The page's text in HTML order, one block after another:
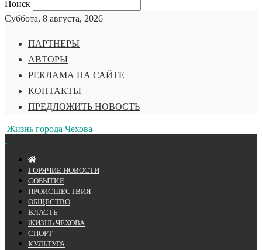
Поиск
Суббота, 8 августа, 2026
ПАРТНЕРЫ
АВТОРЫ
РЕКЛАМА НА САЙТЕ
КОНТАКТЫ
ПРЕДЛОЖИТЬ НОВОСТЬ
Жизнь города Чехова
ГОРЯЧИЕ НОВОСТИ
СОБЫТИЯ
ПРОИСШЕСТВИЯ
ОБЩЕСТВО
ВЛАСТЬ
ЖИЗНЬ ЧЕХОВА
СПОРТ
КУЛЬТУРА